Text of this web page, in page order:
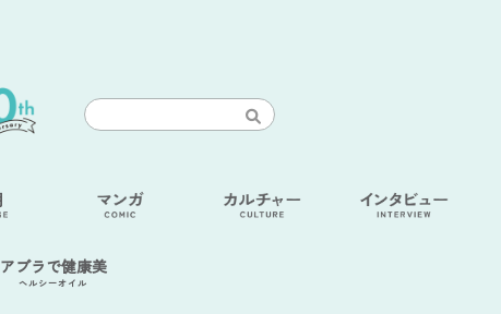
アブラで健康美
ヘルシーオイル